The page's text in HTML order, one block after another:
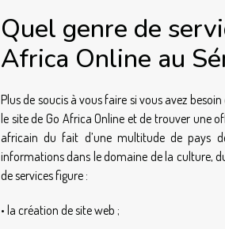
Quel genre de
Africa Online au
Plus de soucis à vous faire si vous avez
le site de Go Africa Online et de trouver une
africain du fait d’une multitude de pays
informations dans le domaine de la culture,
de services figure :
• la création de site web ;